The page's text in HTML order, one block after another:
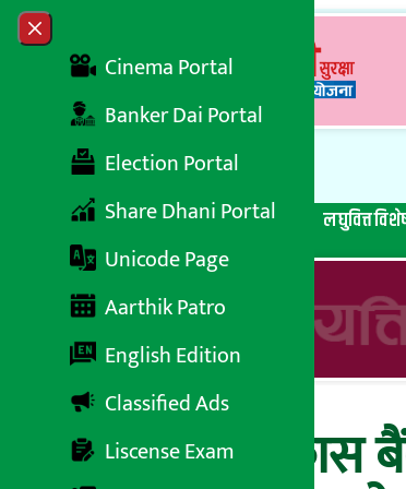
Skip to content
Close menu
Cinema Portal
Banker Dai Portal
Election Portal
Share Dhani Portal
Unicode Page
Aarthik Patro
English Edition
Classified Ads
Liscense Exam
सबै समाचार बेथिति मुर्दाबाद बैंकिङ विशेष लघुवित्त
कामना सेवा